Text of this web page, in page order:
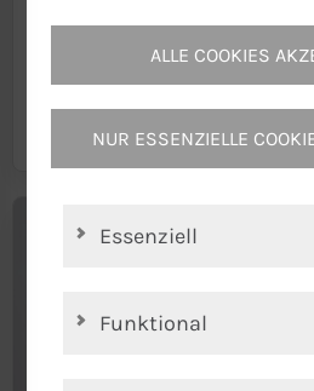
ALLE COOKIES
NUR ESSENZIELLE
Essenziell
Funktional